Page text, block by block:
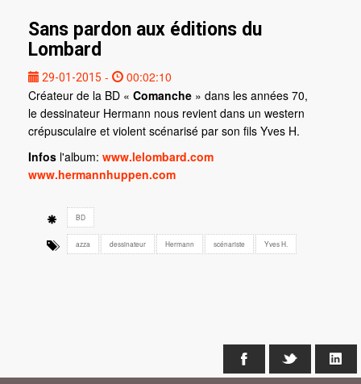
Sans pardon aux éditions du
Lombard
29-01-2015 -
00:02:10
Créateur de la BD « Comanche » dans les années 70,
le dessinateur Hermann nous revient dans un western
crépusculaire et violent scénarisé par son fils Yves H.
Infos l'album: www.lelombard.com
www.hermannhuppen.com
BD
azza dessinateur Hermann scénariste Yves H.
Facebook